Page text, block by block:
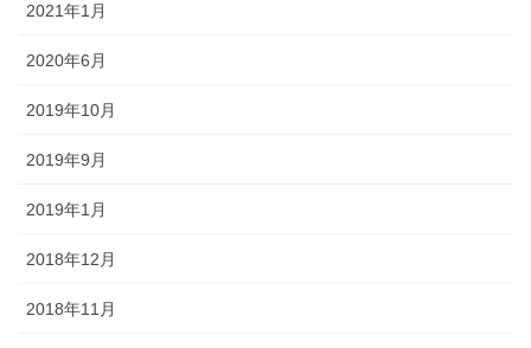
2021年1月
2020年6月
2019年10月
2019年9月
2019年1月
2018年12月
2018年11月